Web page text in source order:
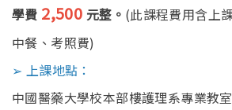
學費 2,500 元整。 (此課程費用含上
中餐、考照費)
➢ 上課地點：
中國醫藥大學校本部樓護理系專業教